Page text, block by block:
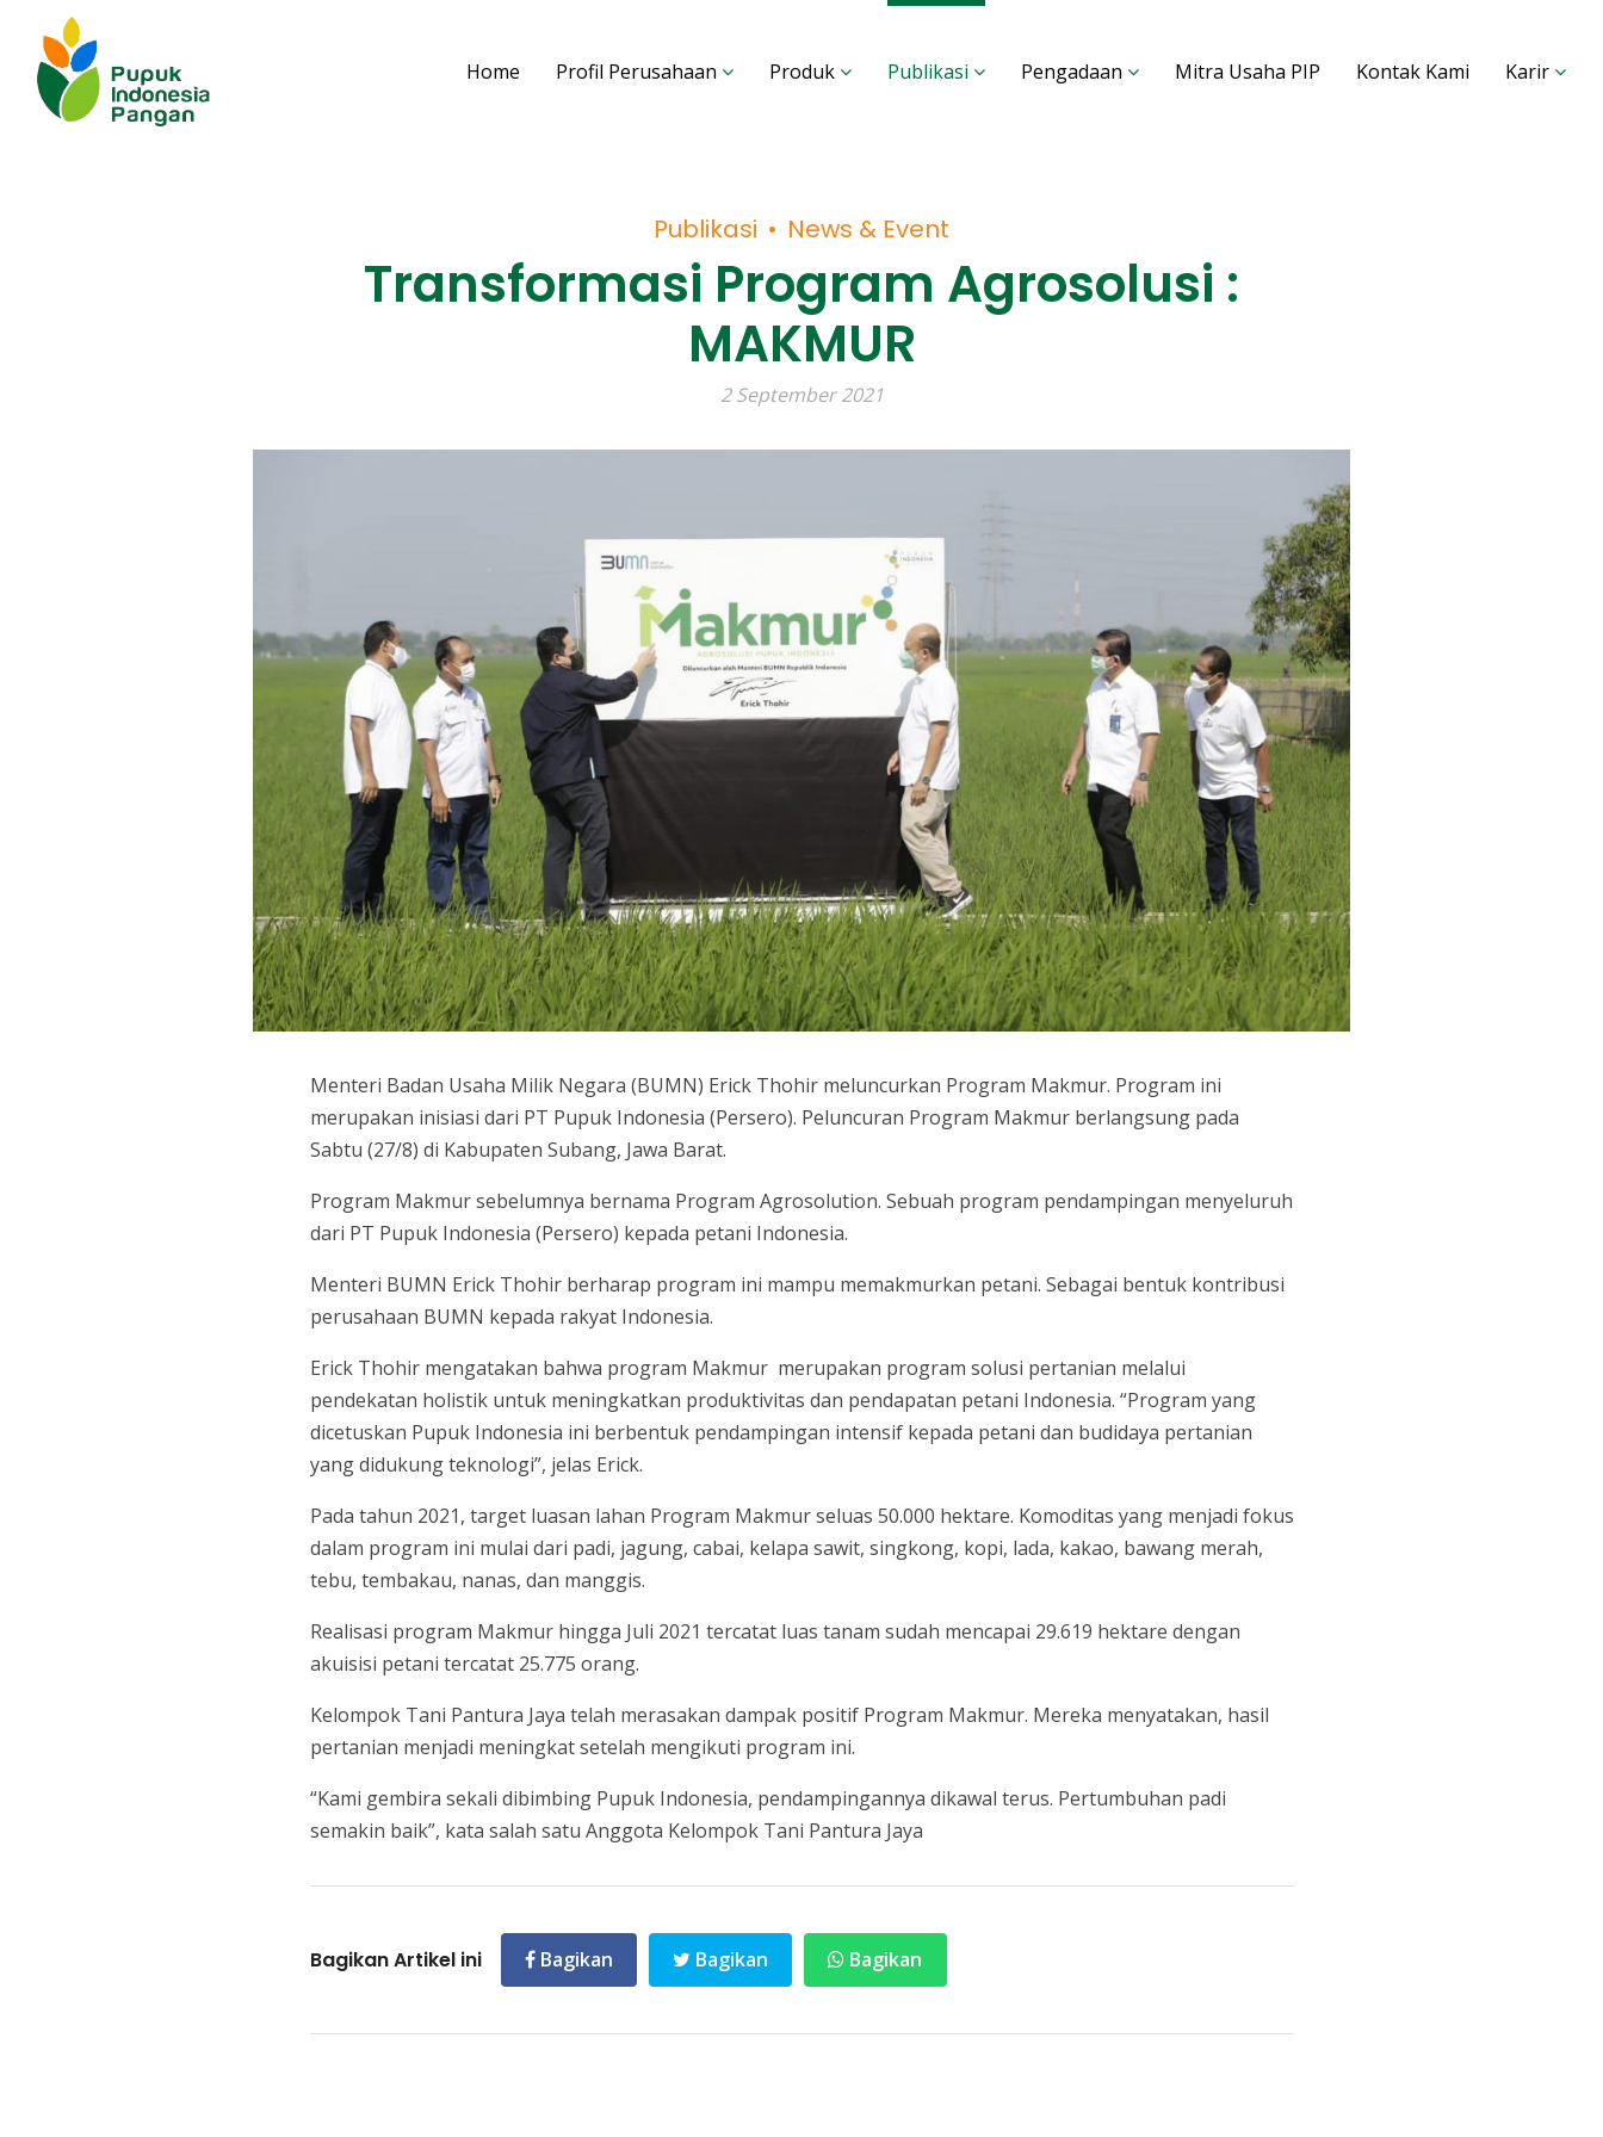
Home Profil Perusahaan Produk Publikasi Pengadaan Mitra Usaha PIP Kontak Kami Karir
Publikasi News & Event
Transformasi Program Agrosolusi :
MAKMUR
2 September 2021
Menteri Badan Usaha Milik Negara (BUMN) Erick Thohir meluncurkan Program Makmur. Program ini
merupakan inisiasi dari PT Pupuk Indonesia (Persero). Peluncuran Program Makmur berlangsung pada
Sabtu (27/8) di Kabupaten Subang, Jawa Barat.
Program Makmur sebelumnya bernama Program Agrosolution. Sebuah program pendampingan menyeluruh
dari PT Pupuk Indonesia (Persero) kepada petani Indonesia.
Menteri BUMN Erick Thohir berharap program ini mampu memakmurkan petani. Sebagai bentuk kontribusi
perusahaan BUMN kepada rakyat Indonesia.
Erick Thohir mengatakan bahwa program Makmur merupakan program solusi pertanian melalui
pendekatan holistik untuk meningkatkan produktivitas dan pendapatan petani Indonesia. “Program yang
dicetuskan Pupuk Indonesia ini berbentuk pendampingan intensif kepada petani dan budidaya pertanian
yang didukung teknologi”, jelas Erick.
Pada tahun 2021, target luasan lahan Program Makmur seluas 50.000 hektare. Komoditas yang menjadi fokus
dalam program ini mulai dari padi, jagung, cabai, kelapa sawit, singkong, kopi, lada, kakao, bawang merah,
tebu, tembakau, nanas, dan manggis.
Realisasi program Makmur hingga Juli 2021 tercatat luas tanam sudah mencapai 29.619 hektare dengan
akuisisi petani tercatat 25.775 orang.
Kelompok Tani Pantura Jaya telah merasakan dampak positif Program Makmur. Mereka menyatakan, hasil
pertanian menjadi meningkat setelah mengikuti program ini.
“Kami gembira sekali dibimbing Pupuk Indonesia, pendampingannya dikawal terus. Pertumbuhan padi
semakin baik”, kata salah satu Anggota Kelompok Tani Pantura Jaya
Bagikan Artikel ini Bagikan Bagikan Bagikan